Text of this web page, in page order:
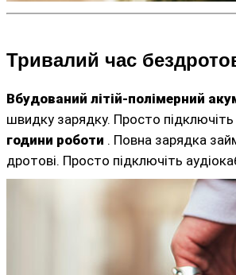
Тривалий час
Вбудований літій-полімерний
швидку зарядку. Просто
години роботи . Повна зарядка
дротові. Просто підключіть